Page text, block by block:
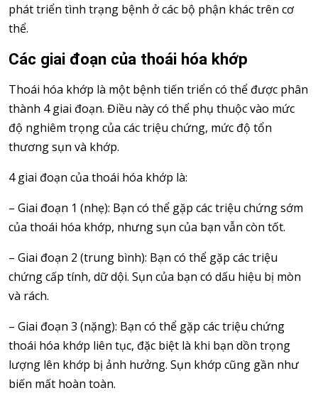
phát triển tình trạng bệnh ở các bộ phận khác trên cơ
thể.
Các giai đoạn của thoái hóa khớp
Thoái hóa khớp là một bệnh tiến triển có thể được phân
thành 4 giai đoạn. Điều này có thể phụ thuộc vào mức
độ nghiêm trọng của các triệu chứng, mức độ tổn
thương sụn và khớp.
4 giai đoạn của thoái hóa khớp là:
– Giai đoạn 1 (nhẹ): Bạn có thể gặp các triệu chứng sớm
của thoái hóa khớp, nhưng sụn của bạn vẫn còn tốt.
– Giai đoạn 2 (trung bình): Bạn có thể gặp các triệu
chứng cấp tính, dữ dội. Sụn của bạn có dấu hiệu bị mòn
và rách.
– Giai đoạn 3 (nặng): Bạn có thể gặp các triệu chứng
thoái hóa khớp liên tục, đặc biệt là khi bạn dồn trọng
lượng lên khớp bị ảnh hưởng. Sụn khớp cũng gần như
biến mất hoàn toàn.